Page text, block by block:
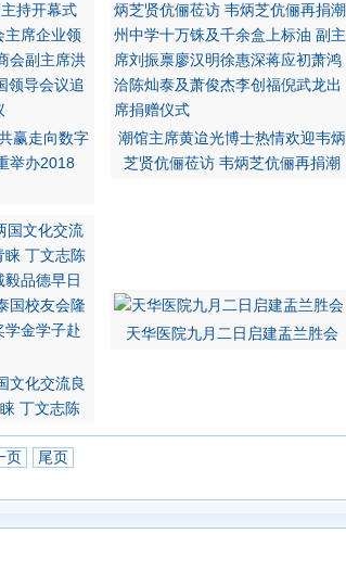
赢走向数字
举办2018
潮馆主席黄迨光博士热情欢迎韦炳
芝贤伉俪莅访 韦炳芝伉俪再捐潮
文化交流良
丁文志陈
天华医院九月二日启建盂兰胜会
页 尾页